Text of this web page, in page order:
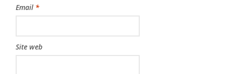
Email *
Site web